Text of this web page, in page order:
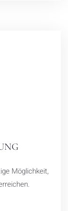
Möglichkeit,